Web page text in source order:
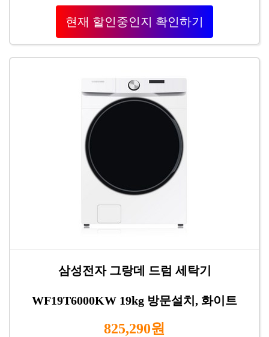
현재 할인중인지 확인하기
삼성전자 그랑데 드럼 세탁기
WF19T6000KW 19kg 방문설치, 화이트
825,290원